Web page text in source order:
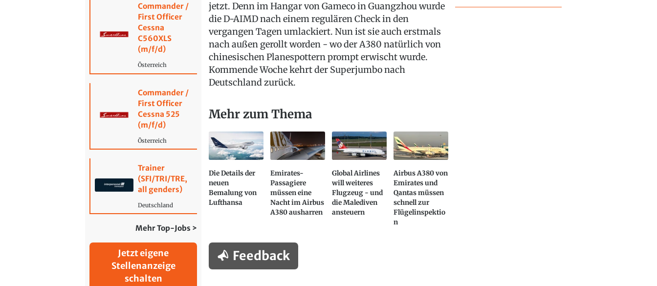
Commander /
First Officer
Cessna
C560XLS
(m/f/d)
Österreich
Commander /
First Officer
Cessna 525
(m/f/d)
Österreich
Trainer
(SFI/TRI/TRE,
all genders)
Deutschland
Mehr Top-Jobs >
Jetzt eigene
Stellenanzeige
schalten
jetzt. Denn im Hangar von Gameco in Guangzhou wurde
die D-AIMD nach einem regulären Check in den
vergangen Tagen umlackiert. Nun ist sie auch erstmals
nach außen gerollt worden - wo der A380 natürlich von
chinesischen Planespottern prompt erwischt wurde.
Kommende Woche kehrt der Superjumbo nach
Deutschland zurück.
Mehr zum Thema
Die Details der
neuen
Bemalung von
Lufthansa
Emirates-
Passagiere
müssen eine
Nacht im Airbus
A380 ausharren
Global Airlines
will weiteres
Flugzeug - und
die Malediven
ansteuern
Airbus A380 von
Emirates und
Qantas müssen
schnell zur
Flügelinspektio
n
Feedback